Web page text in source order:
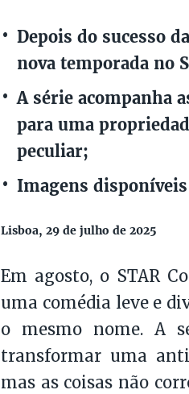
Depois do sucesso
nova temporada no
A série acompanha
para uma
peculiar;
Imagens disponíveis
Lisboa, 29 de julho de 2025
Em agosto, o STAR
uma comédia leve e
o mesmo nome. A
transformar uma
mas as coisas não